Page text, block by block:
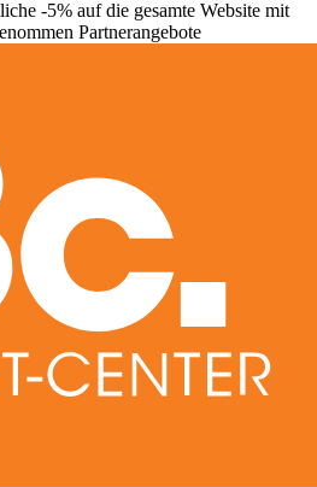
-5% auf die gesamte Website mit
Partnerangebote